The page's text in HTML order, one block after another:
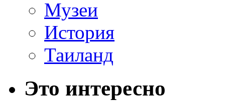
Музеи
История
Таиланд
Это интересно